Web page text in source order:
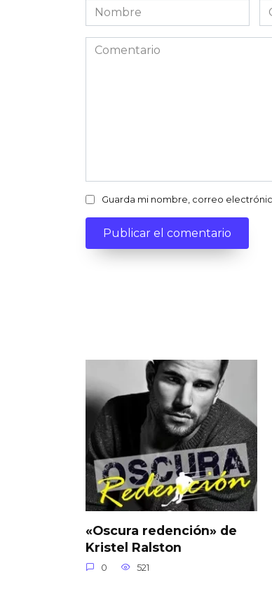
Nombre
Comentario
Guarda mi nombre, correo
«Oscura redención» de
Kristel Ralston
0 521